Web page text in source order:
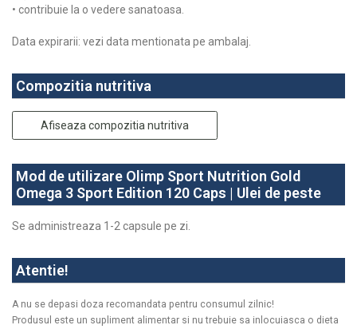
• contribuie la o vedere sanatoasa.
Data expirarii: vezi data mentionata pe ambalaj.
Compozitia nutritiva
Afiseaza compozitia nutritiva
Mod de utilizare Olimp Sport Nutrition Gold
Omega 3 Sport Edition 120 Caps | Ulei de peste
Se administreaza 1-2 capsule pe zi.
Atentie!
A nu se depasi doza recomandata pentru consumul zilnic!
Produsul este un supliment alimentar si nu trebuie sa inlocuiasca o dieta